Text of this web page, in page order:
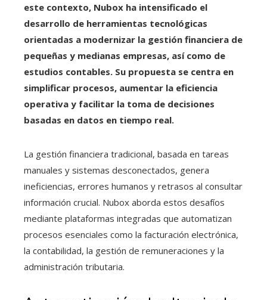
este contexto, Nubox ha intensificado el
desarrollo de herramientas tecnológicas
orientadas a modernizar la gestión financiera de
pequeñas y medianas empresas, así como de
estudios contables. Su propuesta se centra en
simplificar procesos, aumentar la eficiencia
operativa y facilitar la toma de decisiones
basadas en datos en tiempo real.
La gestión financiera tradicional, basada en tareas
manuales y sistemas desconectados, genera
ineficiencias, errores humanos y retrasos al consultar
información crucial. Nubox aborda estos desafíos
mediante plataformas integradas que automatizan
procesos esenciales como la facturación electrónica,
la contabilidad, la gestión de remuneraciones y la
administración tributaria.